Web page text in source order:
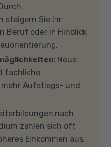
Welche Förderung ist
wir Ihnen
vor. Sehr
in einem
diesem Thema.
Ihres
Sie uns an, in den
Ihnen Leih-
stellen. Sollten Sie
am Unterricht
PCs oder Laptops
11, mindestens 8
und einem aktuellen
Der Unterricht
statt. Bitte achten
steigern Sie Ihr
Beruf oder in Hinblick
Neue
fachliche
mehr Aufstiegs- und
nach
zahlen sich oft
Einkommen aus.